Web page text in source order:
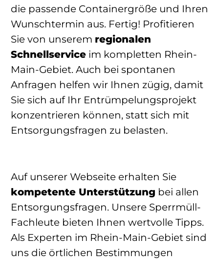
die passende Containergröße und Ihren
Wunschtermin aus. Fertig! Profitieren
Sie von unserem regionalen
Schnellservice im kompletten Rhein-
Main-Gebiet. Auch bei spontanen
Anfragen helfen wir Ihnen zügig, damit
Sie sich auf Ihr Entrümpelungsprojekt
konzentrieren können, statt sich mit
Entsorgungsfragen zu belasten.
Auf unserer Webseite erhalten Sie
kompetente Unterstützung bei allen
Entsorgungsfragen. Unsere Sperrmüll-
Fachleute bieten Ihnen wertvolle Tipps.
Als Experten im Rhein-Main-Gebiet sind
uns die örtlichen Bestimmungen